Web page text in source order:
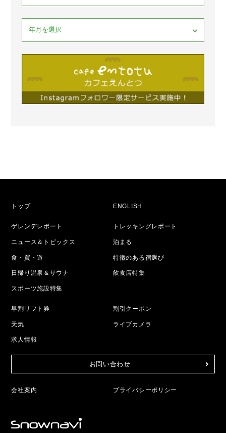
トップ ENGLISH
ゲレンデレポート トレッキングレポート
ニュース＆トピックス 泊まる
食・買・遊 特徴のある宿選び
日帰り温泉＆サウナ 飲食店特集
スポーツ施設特集
早割リフト券 割引クーポン
天気 ライブカメラ
求人情報
お問い合わせ
会社案内 プライバシーポリシー